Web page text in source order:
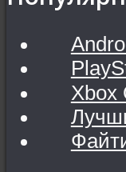
Xbox